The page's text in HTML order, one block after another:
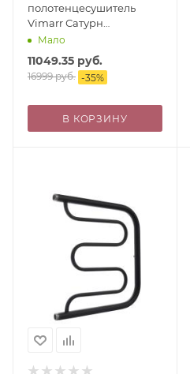
полотенцесушитель
Vimarr Сатурн
PSBP14VMRS51Cr
500х1000, с фитингами в
комплекте, хром
Мало
11049.35 руб.
16999руб. -35%
В КОРЗИНУ